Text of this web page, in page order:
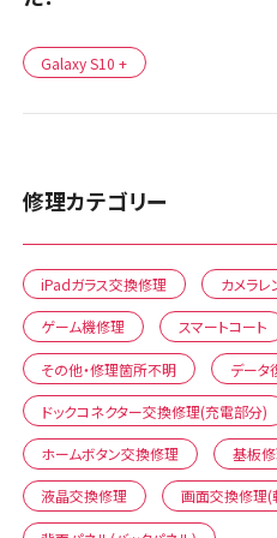
Galaxy S10 +
修理カテゴリー
iPadガラス交換修理 カメラ
ゲーム機修理 スマートコート
その他・修理箇所不明 データ
ドックコネクター交換修理(充電部分)
ホームボタン交換修理 基板
液晶交換修理 画面交換修理(